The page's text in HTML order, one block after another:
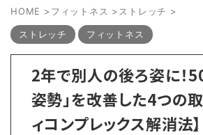
HOME >フィットネス > ストレッチ >
ストレッチ フィットネス
2年で別人の後ろ姿に！
姿勢」を改善した4つの
ィコンプレックス解消法】